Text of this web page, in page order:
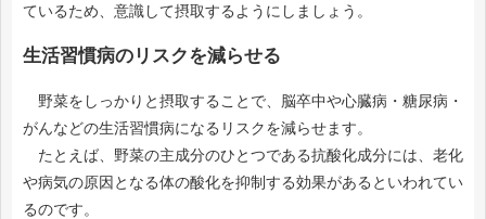
ているため、意識して摂取するようにしましょう。
生活習慣病のリスクを減らせる
野菜をしっかりと摂取することで、脳卒中や心臓病・糖尿病・
がんなどの生活習慣病になるリスクを減らせます。
たとえば、野菜の主成分のひとつである抗酸化成分には、老化
や病気の原因となる体の酸化を抑制する効果があるといわれてい
るのです。